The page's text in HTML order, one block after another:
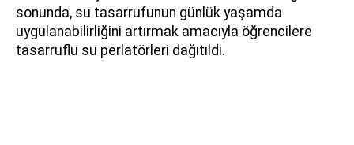
sonunda, su tasarrufunun günlük yaşamda
uygulanabilirliğini artırmak amacıyla öğrencilere
tasarruflu su perlatörleri dağıtıldı.